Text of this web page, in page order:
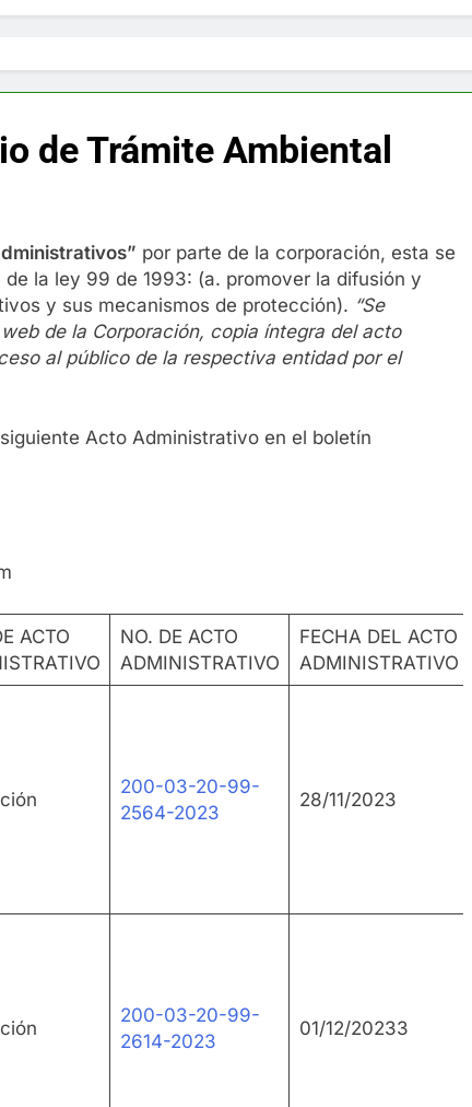
de Trámite Ambiental
por parte de la corporación, esta se
la ley 99 de 1993: (a. promover la difusión y
y sus mecanismos de protección). “Se
de la Corporación, copia íntegra del acto
al público de la respectiva entidad por el
Acto Administrativo en el boletín
ACTO
NO. DE ACTO
ADMINISTRATIVO
FECHA DEL ACTO
ADMINISTRATIVO
200-03-20-99-
2564-2023
28/11/2023
200-03-20-99-
2614-2023
01/12/20233